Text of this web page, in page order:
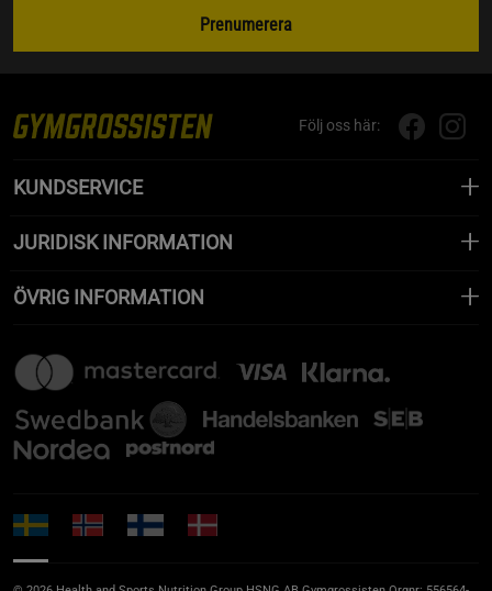
Prenumerera
Följ oss här:
KUNDSERVICE
JURIDISK INFORMATION
ÖVRIG INFORMATION